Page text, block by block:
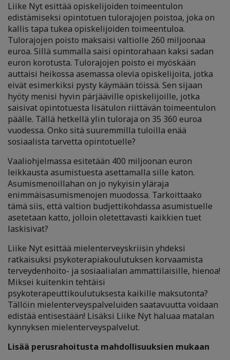
Liike Nyt esittää opiskelijoiden toimeentulon
edistämiseksi opintotuen tulorajojen poistoa, joka on
kallis tapa tukea opiskelijoiden toimeentuloa.
Tulorajojen poisto maksaisi valtiolle 260 miljoonaa
euroa. Sillä summalla saisi opintorahaan kaksi sadan
euron korotusta. Tulorajojen poisto ei myöskään
auttaisi heikossa asemassa olevia opiskelijoita, jotka
eivät esimerkiksi pysty käymään töissä. Sen sijaan
hyöty menisi hyvin pärjääville opiskelijoille, jotka
saisivat opintotuesta lisätulon riittävän toimeentulon
päälle. Tällä hetkellä ylin tuloraja on 35 360 euroa
vuodessa. Onko sitä suuremmilla tuloilla enää
sosiaalista tarvetta opintotuelle?
Vaaliohjelmassa esitetään 400 miljoonan euron
leikkausta asumistuesta asettamalla sille katon.
Asumismenoillahan on jo nykyisin yläraja
enimmäisasumismenojen muodossa. Tarkoittaako
tämä siis, että valtion budjettikohdassa asumistuelle
asetetaan katto, jolloin oletettavasti kaikkien tuet
laskisivat?
Liike Nyt esittää mielenterveyskriisin yhdeksi
ratkaisuksi psykoterapiakoulutuksen korvaamista
terveydenhoito- ja sosiaalialan ammattilaisille, hienoa!
Miksei kuitenkin tehtäisi
psykoterapeuttikoulutuksesta kaikille maksutonta?
Tällöin mielenterveyspalveluiden saatavuutta voidaan
edistää entisestään! Lisäksi Liike Nyt haluaa matalan
kynnyksen mielenterveyspalvelut.
Lisää perusrahoitusta mahdollisuuksien mukaan